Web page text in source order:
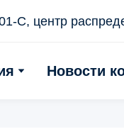
С, центр
Новости